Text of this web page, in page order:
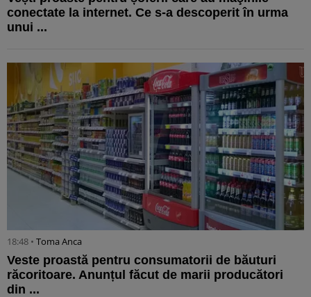
conectate la internet. Ce s-a descoperit în urma
unui ...
18:48 • Toma Anca
Veste proastă pentru consumatorii de băuturi
răcoritoare. Anunțul făcut de marii producători
din ...